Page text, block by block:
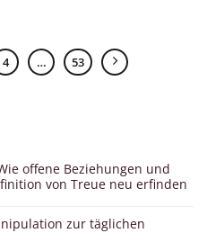
4 … 53
offene Beziehungen und
von Treue neu erfinden
zur täglichen